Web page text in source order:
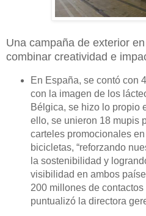
Una campaña de exterior
combinar creatividad e
En España, se contó con
con la imagen de los
Bélgica, se hizo lo propio
ello, se unieron 18 mupis
carteles promocionales
bicicletas, “reforzando
la sostenibilidad y
visibilidad en ambos
200 millones de contactos
puntualizó la directora